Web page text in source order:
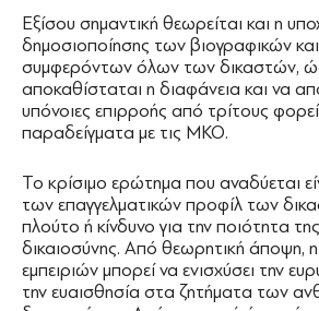
Εξίσου σημαντική θεωρείται και η
δημοσιοποίησης των βιογραφικών
συμφερόντων όλων των δικαστών,
αποκαθίσταται η διαφάνεια και να
υπόνοιες επιρροής από τρίτους
παραδείγματα με τις ΜΚΟ.
Το κρίσιμο ερώτημα που αναδύεται
των επαγγελματικών προφίλ των
πλούτο ή κίνδυνο για την ποιότητα
δικαιοσύνης. Από θεωρητική άποψη,
εμπειριών μπορεί να ενισχύσει την
την ευαισθησία στα ζητήματα των